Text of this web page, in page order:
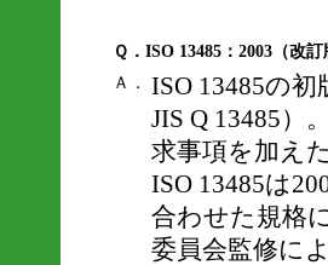
Ｑ．ISO 13485：2003（改
Ａ．
ISO 13485の
JIS Q 13485）
求事項を加え
ISO 13485は
合わせた規格
委員会監修に